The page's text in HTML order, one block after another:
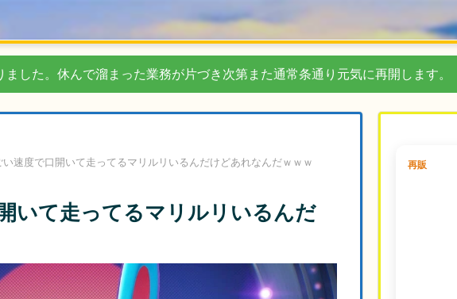
ました。休んで溜まった業務が片づき次第また通常条通り元気に再開します。
速度で口開いて走ってるマリルリいるんだけどあれなんだｗｗｗ
いて走ってるマリルリいるんだ
再販